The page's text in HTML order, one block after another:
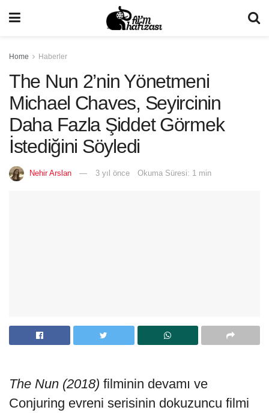
Home Haberler
The Nun 2’nin Yönetmeni
Michael Chaves, Seyircinin
Daha Fazla Şiddet Görmek
İstediğini Söyledi
Nehir Arslan 3 yıl önce Okuma Süresi: 1 min
The Nun (2018) filminin devamı ve
Conjuring evreni serisinin dokuzuncu filmi